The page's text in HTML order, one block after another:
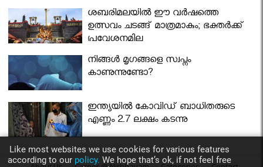
ശബരിമലയില്‍ ഈ വർഷത്തെ
ഉത്സവം ചടങ്ങ് മാത്രമാകും; ഭക്തർക്ക്
പ്രവേശനമില്ല
നിങ്ങള്‍ മൃഗങ്ങളെ സ്വപ്നം
കാണുന്നുണ്ടോ?
ഇന്ത്യയിൽ കോവിഡ് ബാധിതരുടെ
എണ്ണം 2.7 ലക്ഷം കടന്നു
Like most websites we use cookies for various features
according to our policy. We hope that’s ok, if not feel free